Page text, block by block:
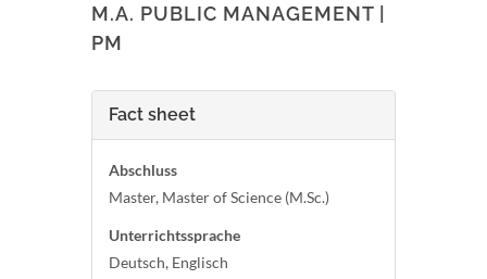
M.A. PUBLIC MANAGEMENT |
PM
Fact sheet
Abschluss
Master, Master of Science (M.Sc.)
Unterrichtssprache
Deutsch, Englisch